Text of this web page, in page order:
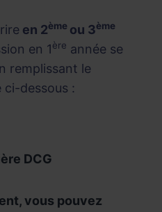
en 2ème ou 3ème
en 1ère année se
remplissant le
ci-dessous :
DCG
vous pouvez